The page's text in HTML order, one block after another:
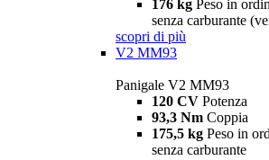
176 kg Peso in
senza carburante
scopri di più
V2 MM93
Panigale V2 MM93
120 CV Potenza
93,3 Nm Coppia
175,5 kg Peso in
senza carburante